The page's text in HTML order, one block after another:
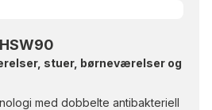
stuer, børneværelser og
med dobbelte antibakteriell